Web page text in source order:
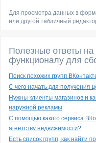
Для просмотра данных в
или другой табличный
Полезные ответы
функционалу для
Поиск похожих групп
С чего начать для получения
Нужны клиенты магазинов и
наружной рекламы
С помощью какого сервиса
агентству недвижимости?
Есть список групп, как найти